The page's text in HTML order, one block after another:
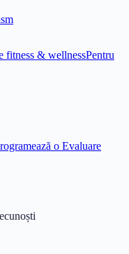
fitness & wellnessPentru
o Evaluare